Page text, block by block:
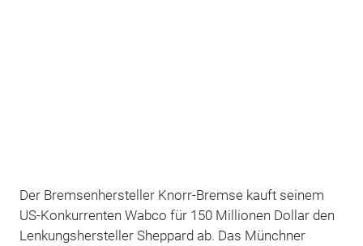
Der Bremsenhersteller Knorr-Bremse kauft seinem
US-Konkurrenten Wabco für 150 Millionen Dollar den
Lenkungshersteller Sheppard ab. Das Münchner